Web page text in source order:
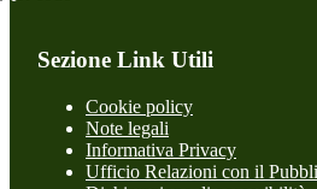
Sezione Link Utili
Cookie policy
Note legali
Informativa Privacy
Ufficio Relazioni con il